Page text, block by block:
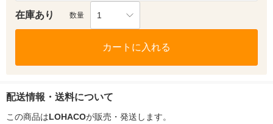
在庫あり 数量 1
カートに入れる
配送情報・送料について
この商品はLOHACOが販売・発送します。